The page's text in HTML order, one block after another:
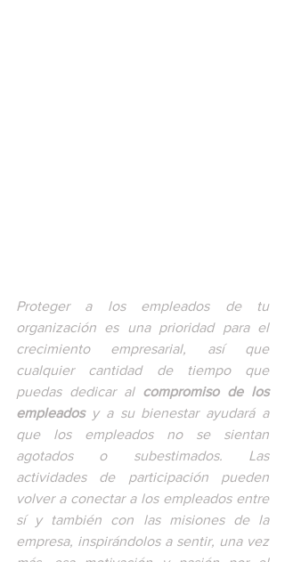
Proteger a los empleados de tu
organización es una prioridad para el
crecimiento empresarial, así que
cualquier cantidad de tiempo que
puedas dedicar al compromiso de los
empleados y a su bienestar ayudará a
que los empleados no se sientan
agotados o subestimados. Las
actividades de participación pueden
volver a conectar a los empleados entre
sí y también con las misiones de la
empresa, inspirándolos a sentir, una vez